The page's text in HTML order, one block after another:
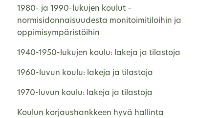
1980- ja 1990-lukujen koulut –
normisidonnaisuudesta monitoimitiloihin ja
oppimisympäristöihin
1940-1950-lukujen koulu: lakeja ja tilastoja
1960-luvun koulu: lakeja ja tilastoja
1970-luvun koulu: lakeja ja tilastoja
Koulun korjaushankkeen hyvä hallinta